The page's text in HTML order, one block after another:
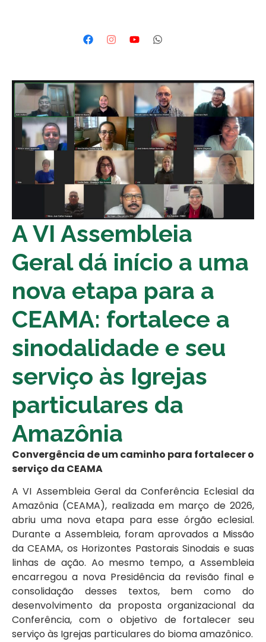
A VI Assembleia
Geral dá início a uma
nova etapa para a
CEAMA: fortalece a
sinodalidade e seu
serviço às Igrejas
particulares da
Amazônia
Convergência de um caminho para fortalecer o
serviço da CEAMA
A VI Assembleia Geral da Conferência Eclesial da
Amazônia (CEAMA), realizada em março de 2026,
abriu uma nova etapa para esse órgão eclesial.
Durante a Assembleia, foram aprovados a Missão
da CEAMA, os Horizontes Pastorais Sinodais e suas
linhas de ação. Ao mesmo tempo, a Assembleia
encarregou a nova Presidência da revisão final e
consolidação desses textos, bem como do
desenvolvimento da proposta organizacional da
Conferência, com o objetivo de fortalecer seu
serviço às Igrejas particulares do bioma amazônico.